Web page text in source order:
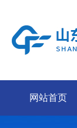
网站首页